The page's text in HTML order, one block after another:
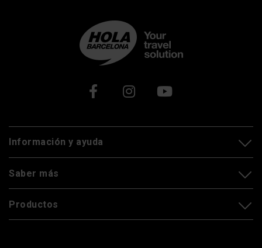
Xarxes socials
Información y ayuda
Saber más
Productos